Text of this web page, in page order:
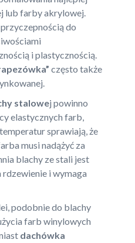
lub farby akrylowej.
do
i plastycznością.
często także
stalowej powinno
elastycznych farb,
sprawiają, że
musi nadążyć za
blachy ze stali jest
rdzewienie i wymaga
podobnie do blachy
farb winylowych
dachówka